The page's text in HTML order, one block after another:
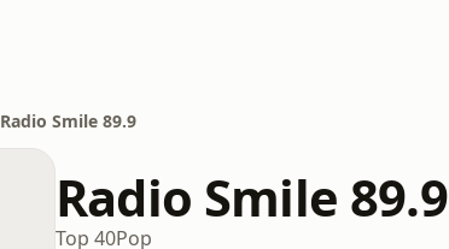
Radio Smile 89.9
Radio Smile 89.9
Top 40Pop